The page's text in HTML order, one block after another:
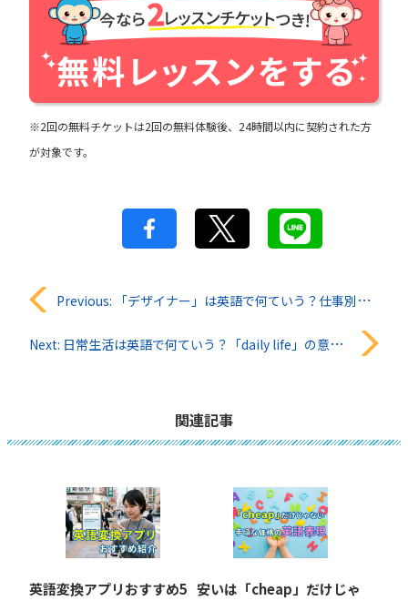
※2回の無料チケットは2回の無料体験後、24時間以内に契約された方
が対象です。
投
稿
ョ
Previous: 「デザイナー」は英語で何ていう？仕事別の言い方も紹介
Next: 日常生活は英語で何ていう？「daily life」の意味と使い方をやさしく解説
関連記事
英語変換アプリおすすめ5 安いは「cheap」だけじゃ